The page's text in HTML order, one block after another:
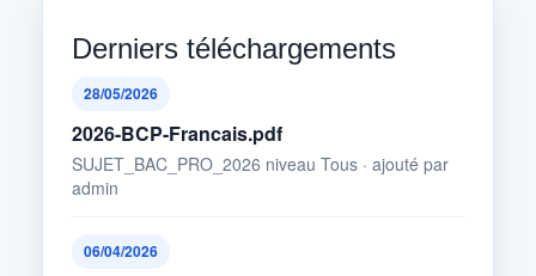
Derniers téléchargements
28/05/2026
2026-BCP-Francais.pdf
SUJET_BAC_PRO_2026 niveau Tous · ajouté par
admin
06/04/2026